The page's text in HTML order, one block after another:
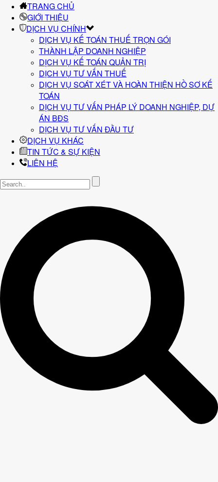
TRANG CHỦ
GIỚI THIỆU
DỊCH VỤ CHÍNH
DỊCH VỤ KẾ TOÁN THUẾ TRỌN GÓI
THÀNH LẬP DOANH NGHIỆP
DỊCH VỤ KẾ TOÁN QUẢN TRỊ
DỊCH VỤ TƯ VẤN THUẾ
DỊCH VỤ SOÁT XÉT VÀ HOÀN THIỆN HỒ SƠ KẾ
TOÁN
DỊCH VỤ TƯ VẤN PHÁP LÝ DOANH NGHIỆP, DỰ
ÁN BĐS
DỊCH VỤ TƯ VẤN ĐẦU TƯ
DỊCH VỤ KHÁC
TIN TỨC & SỰ KIỆN
LIÊN HỆ